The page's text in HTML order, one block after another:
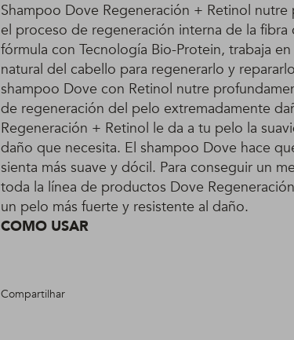
Shampoo Dove Regeneración + Retinol
el proceso de regeneración interna de la fibra
fórmula con Tecnología Bio-Protein, trabaja
natural del cabello para regenerarlo y
shampoo Dove con Retinol nutre
de regeneración del pelo extremadamente
Regeneración + Retinol le da a tu pelo la
daño que necesita. El shampoo Dove hace
sienta más suave y dócil. Para conseguir un
toda la línea de productos Dove
un pelo más fuerte y resistente al daño.
COMO USAR
Compartilhar